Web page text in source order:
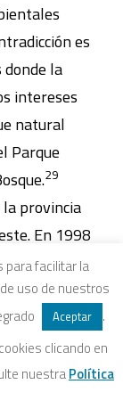
es
donde la
intereses
natural
Parque
29
provincia
En 1998
una
la
carretera
este a
para facilitar la
uso de nuestros
Aceptar
.
clicando en
nuestraPolítica